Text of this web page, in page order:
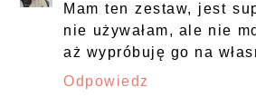
Mam ten zestaw, jest
nie używałam, ale nie
aż wypróbuję go na
Odpowiedz